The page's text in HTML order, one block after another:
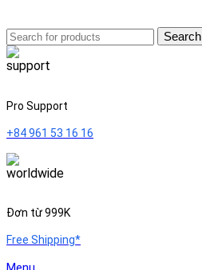
Search
Pro Support
+84 961 53 16 16
Đơn từ 999K
Free Shipping*